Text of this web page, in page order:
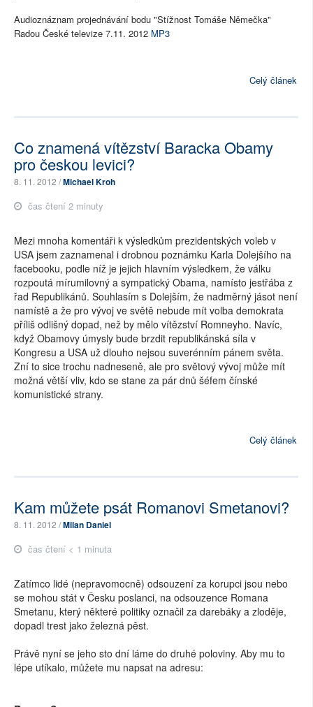
Audioznáznam projednávání bodu "Stížnost Tomáše Němečka"
Radou České televize 7.11. 2012 MP3
Celý článek
Co znamená vítězství Baracka Obamy
pro českou levici?
8. 11. 2012 /Michael Kroh
čas čtení 2 minuty
Mezi mnoha komentáři k výsledkům prezidentských voleb v
USA jsem zaznamenal i drobnou poznámku Karla Dolejšího na
facebooku, podle níž je jejich hlavním výsledkem, že válku
rozpoutá mírumilovný a sympatický Obama, namísto jestřába z
řad Republikánů. Souhlasím s Dolejším, že nadměrný jásot není
namístě a že pro vývoj ve světě nebude mít volba demokrata
příliš odlišný dopad, než by mělo vítězství Romneyho. Navíc,
když Obamovy úmysly bude brzdit republikánská síla v
Kongresu a USA už dlouho nejsou suverénním pánem světa.
Zní to sice trochu nadneseně, ale pro světový vývoj může mít
možná větší vliv, kdo se stane za pár dnů šéfem čínské
komunistické strany.
Celý článek
Kam můžete psát Romanovi Smetanovi?
8. 11. 2012 /Milan Daniel
čas čtení < 1 minuta
Zatímco lidé (nepravomocně) odsouzení za korupci jsou nebo
se mohou stát v Česku poslanci, na odsouzence Romana
Smetanu, který některé politiky označil za darebáky a zloděje,
dopadl trest jako železná pěst.
Právě nyní se jeho sto dní láme do druhé poloviny. Aby mu to
lépe utíkalo, můžete mu napsat na adresu: